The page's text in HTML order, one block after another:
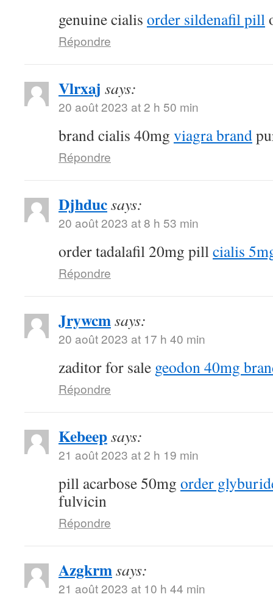
genuine cialis order sildenafil pill
Répondre
Vlrxaj says:
20 août 2023 at 2 h 50 min
brand cialis 40mg viagra brand
Répondre
Djhducsays:
20 août 2023 at 8 h 53 min
order tadalafil 20mg pillcialis
Répondre
Jrywcmsays:
20 août 2023 at 17 h 40 min
zaditor for sale geodon 40mg
Répondre
Kebeepsays:
21 août 2023 at 2 h 19 min
pill acarbose 50mg order
fulvicin
Répondre
Azgkrmsays:
21 août 2023 at 10 h 44 min